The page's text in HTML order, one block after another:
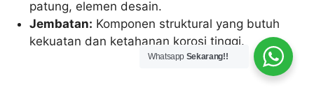
patung, elemen desain.
Jembatan: Komponen struktural yang butuh
kekuatan dan ketahanan korosi tinggi.
Whatsapp Sekarang!!